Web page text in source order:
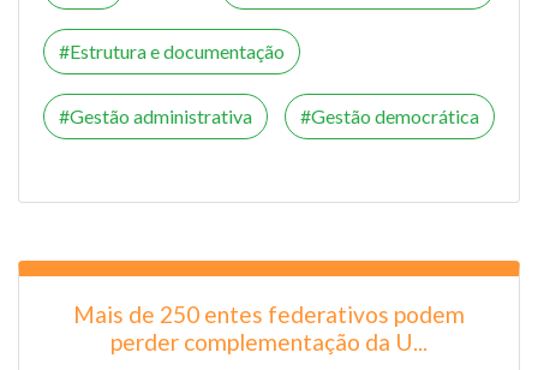
Estrutura e documentação
Gestão administrativa Gestão democrática
Mais de 250 entes federativos podem
perder complementação da U...